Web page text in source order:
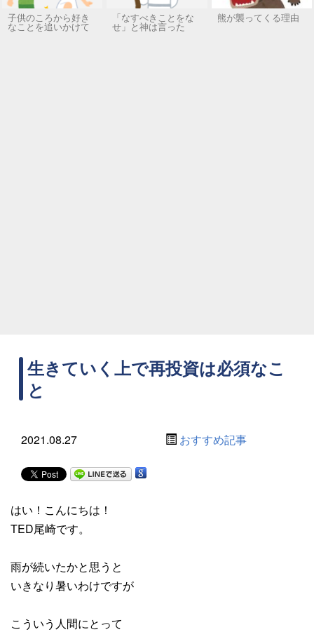
子供のころから好き
なことを追いかけて
「なすべきことをな
せ」と神は言った
熊が襲ってくる理由
生きていく上で再投資は必須なこ
と
2021.08.27 おすすめ記事
はい！こんにちは！
TED尾崎です。
雨が続いたかと思うと
いきなり暑いわけですが
こういう人間にとって